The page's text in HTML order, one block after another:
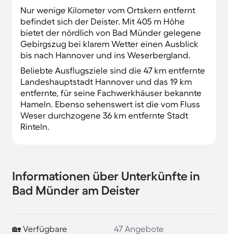
Nur wenige Kilometer vom Ortskern entfernt
befindet sich der Deister. Mit 405 m Höhe
bietet der nördlich von Bad Münder gelegene
Gebirgszug bei klarem Wetter einen Ausblick
bis nach Hannover und ins Weserbergland.
Beliebte Ausflugsziele sind die 47 km entfernte
Landeshauptstadt Hannover und das 19 km
entfernte, für seine Fachwerkhäuser bekannte
Hameln. Ebenso sehenswert ist die vom Fluss
Weser durchzogene 36 km entfernte Stadt
Rinteln.
Informationen über Unterkünfte in
Bad Münder am Deister
🏡 Verfügbare
47 Angebote